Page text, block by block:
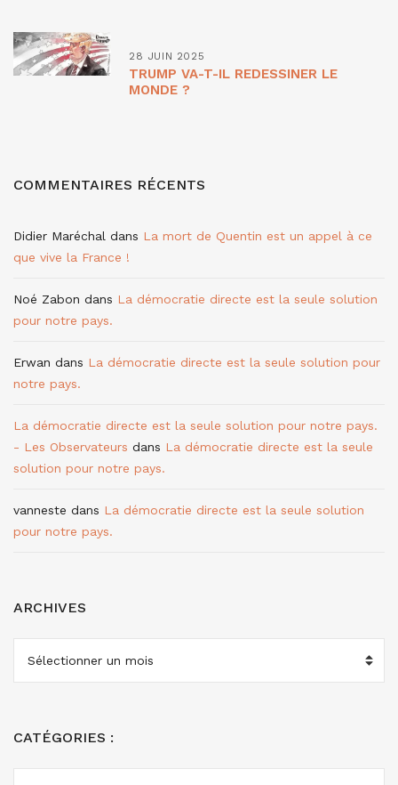
28 JUIN 2025
TRUMP VA-T-IL REDESSINER LE
MONDE ?
COMMENTAIRES RÉCENTS
Didier Maréchal dans La mort de Quentin est un appel à ce
que vive la France !
Noé Zabon dans La démocratie directe est la seule solution
pour notre pays.
Erwan dans La démocratie directe est la seule solution pour
notre pays.
La démocratie directe est la seule solution pour notre pays.
- Les Observateurs dans La démocratie directe est la seule
solution pour notre pays.
vanneste dans La démocratie directe est la seule solution
pour notre pays.
ARCHIVES
ARCHIVES
CATÉGORIES :
CATÉGORIES